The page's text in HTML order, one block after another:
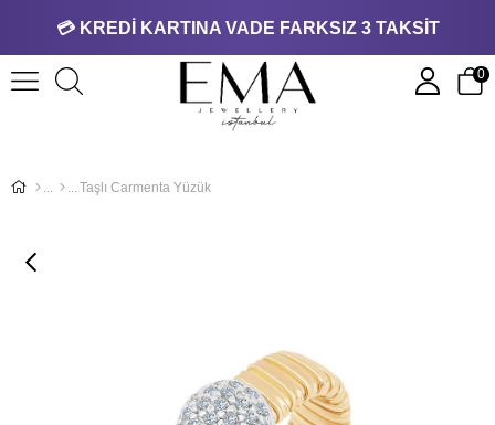
💳 KREDİ KARTINA VADE FARKSIZ 3 TAKSİT
0
Taşlı Carmenta Yüzük